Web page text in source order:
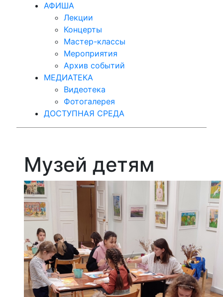
АФИША
Лекции
Концерты
Мастер-классы
Мероприятия
Архив событий
МЕДИАТЕКА
Видеотека
Фотогалерея
ДОСТУПНАЯ СРЕДА
Музей детям